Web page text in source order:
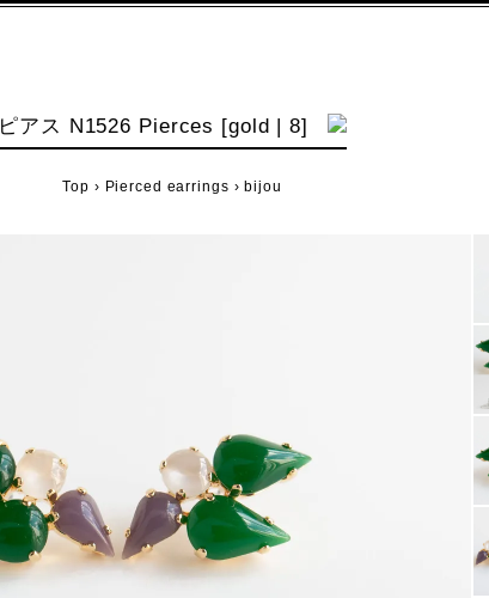
ピアス N1526 Pierces [gold | 8]
Top › Pierced earrings ›bijou